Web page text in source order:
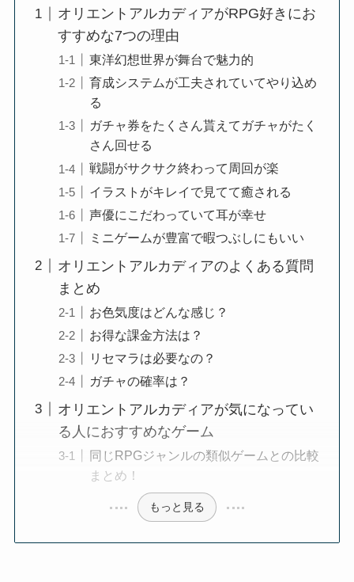
オリエントアルカディアがRPG好きにお
すすめな7つの理由
東洋幻想世界が舞台で魅力的
育成システムが工夫されていてやり込め
る
ガチャ券をたくさん貰えてガチャがたく
さん回せる
戦闘がサクサク終わって周回が楽
イラストがキレイで見てて癒される
声優にこだわっていて耳が幸せ
ミニゲームが豊富で暇つぶしにもいい
オリエントアルカディアのよくある質問
まとめ
お色気度はどんな感じ？
お得な課金方法は？
リセマラは必要なの？
ガチャの確率は？
オリエントアルカディアが気になってい
る人におすすめなゲーム
同じRPGジャンルの類似ゲームとの比較
まとめ！
もっと見る